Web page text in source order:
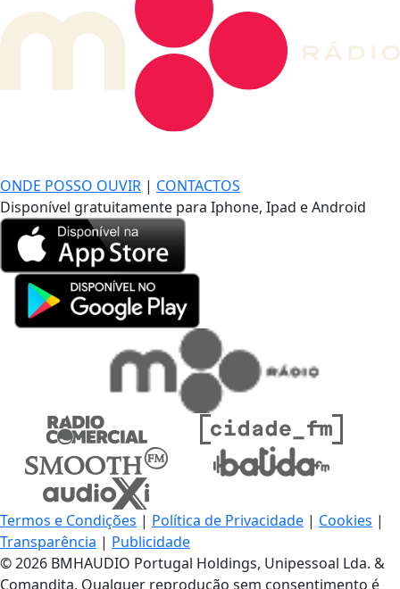
ONDE POSSO OUVIR | CONTACTOS
Disponível gratuitamente para Iphone, Ipad e Android
Termos e Condições | Política de Privacidade | Cookies |
Transparência | Publicidade
© 2026 BMHAUDIO Portugal Holdings, Unipessoal Lda. &
Comandita, Qualquer reprodução sem consentimento é